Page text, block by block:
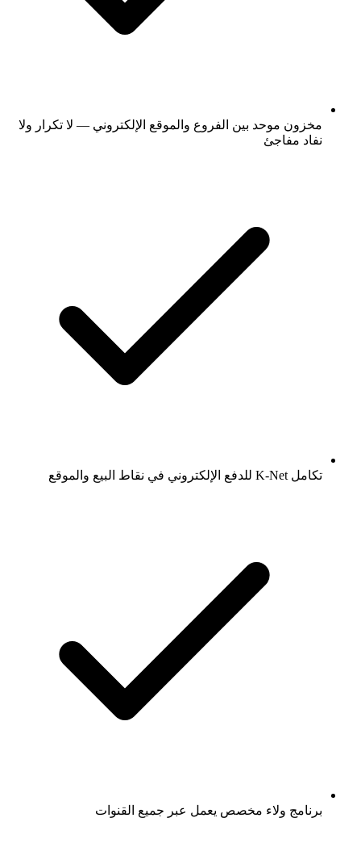
مخزون موحد بين الفروع والموقع الإلكتروني — لا تكرار ولا
نفاد مفاجئ
تكامل K-Net للدفع الإلكتروني في نقاط البيع والموقع
برنامج ولاء مخصص يعمل عبر جميع القنوات